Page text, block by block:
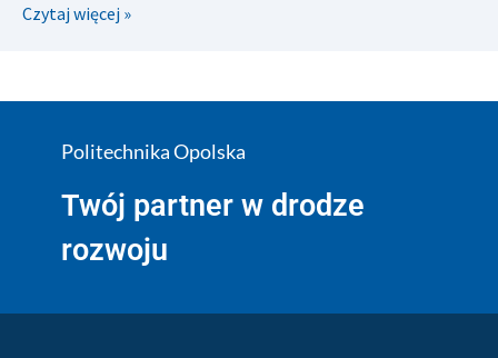
Czytaj więcej »
Politechnika Opolska
Twój partner w drodze
rozwoju